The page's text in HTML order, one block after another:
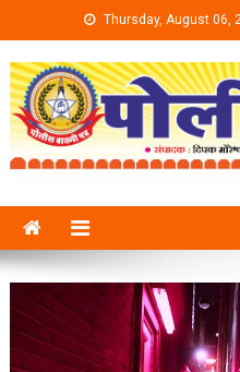
Skip to content Thursday, August 06,